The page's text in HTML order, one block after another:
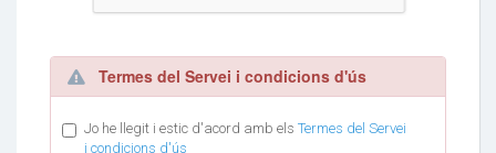
Termes del Servei i condicions d'ús
Jo he llegit i estic d'acord amb els Termes del Servei
i condicions d'ús